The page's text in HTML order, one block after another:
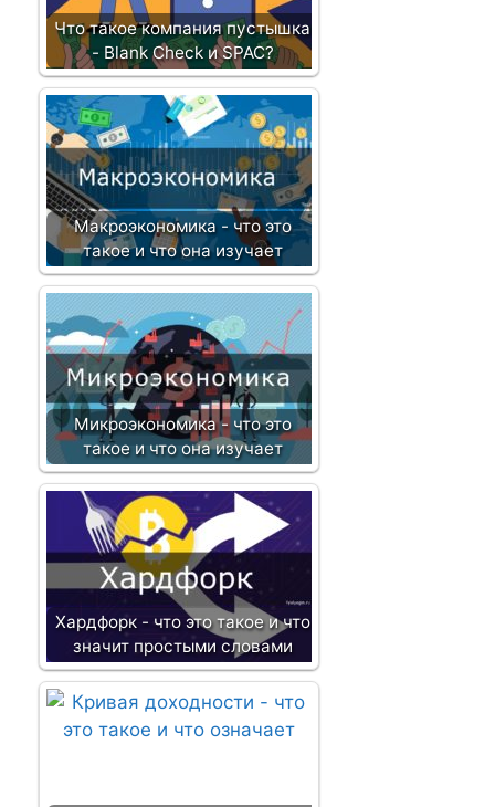
Что такое компания пустышка
- Blank Check и SPAC?
Макроэкономика - что это
такое и что она изучает
Микроэкономика - что это
такое и что она изучает
Хардфорк - что это такое и что
значит простыми словами